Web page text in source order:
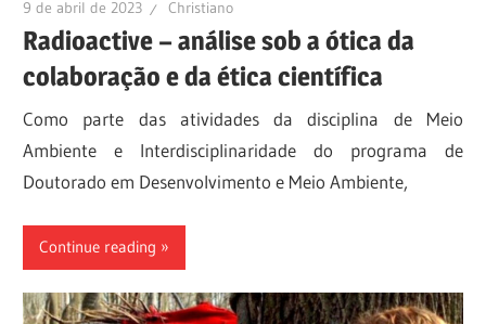
9 de abril de 2023 Christiano
Radioactive – análise sob a ótica da
colaboração e da ética científica
Como parte das atividades da disciplina de Meio
Ambiente e Interdisciplinaridade do programa de
Doutorado em Desenvolvimento e Meio Ambiente,
Continue reading